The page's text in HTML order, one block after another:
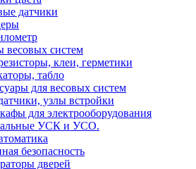
датчики
весовых систем
клеи, герметики
табло
для весовых систем
узлы встройки
для электрооборудования
УСК и УСО.
безопасность
дверей